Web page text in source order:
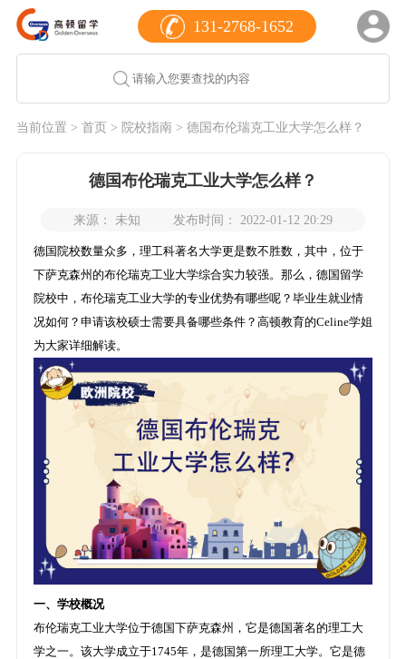
131-2768-1652
当前位置 > 首页 > 院校指南> 德国布伦瑞克工业大学怎么样？
德国布伦瑞克工业大学怎么样？
来源： 未知 发布时间： 2022-01-12 20:29
德国院校数量众多，理工科著名大学更是数不胜数，其中，位于
下萨克森州的布伦瑞克工业大学综合实力较强。那么，德国留学
院校中，布伦瑞克工业大学的专业优势有哪些呢？毕业生就业情
况如何？申请该校硕士需要具备哪些条件？高顿教育的Celine学姐
为大家详细解读。
一、学校概况
布伦瑞克工业大学位于德国下萨克森州，它是德国著名的理工大
学之一。该大学成立于1745年，是德国第一所理工大学。它是德